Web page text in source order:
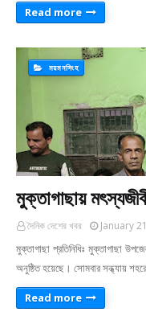
Read more
ময়মনসিংহ
মুক্তাগাছায়
দৈনিক দেশের খবর January
মুক্তাগাছা প্রতিনিধিঃ মুক্তাগাছা
অনুষ্ঠিত হয়েছে। সোমবার সন্ধ্যায়
Read more